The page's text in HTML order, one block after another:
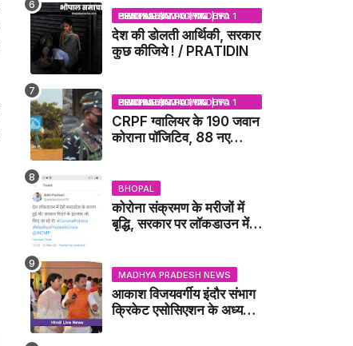
BHOPAL SAMACHAR | NO 1 HINDI NEWS PORTAL OF CENTRAL INDIA (MADHYA PRADESH)
देश की डोलती आर्थिकी, सरकार
कुछ कीजिये ! / PRATIDIN
BHOPAL SAMACHAR | NO 1 HINDI NEWS PORTAL OF CENTRAL INDIA (MADHYA PRADESH)
CRPF ग्वालियर के 190 जवान
कोराना पॉजिटिव, 88 नए
BHOPAL
कोरोना संक्रमण के मरीजों में
बृद्धि, सरकार पर लॉकडाउन में
MADHYA PRADESH NEWS
आकाश विजयवर्गीय इंदौर संभाग
क्रिकेट एसोसिएशन के अध्यक्ष